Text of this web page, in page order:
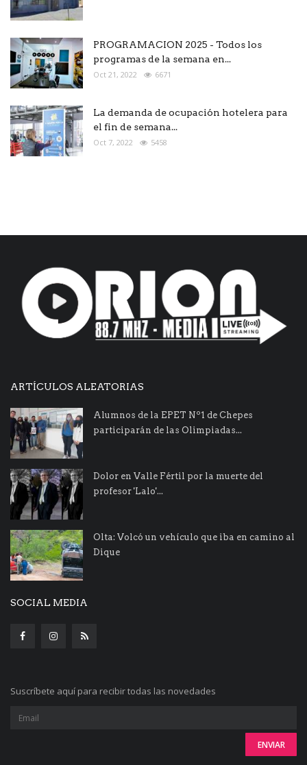
PROGRAMACION 2025 - Todos los
programas de la semana en...
Oct 21, 2022 6671
La demanda de ocupación hotelera para
el fin de semana...
Oct 7, 2022 5458
ARTÍCULOS ALEATORIAS
Alumnos de la EPET Nº1 de Chepes
participarán de las Olimpiadas...
Dolor en Valle Fértil por la muerte del
profesor 'Lalo'...
Olta: Volcó un vehículo que iba en camino al
Dique
SOCIAL MEDIA
Suscríbete aquí para recibir todas las novedades